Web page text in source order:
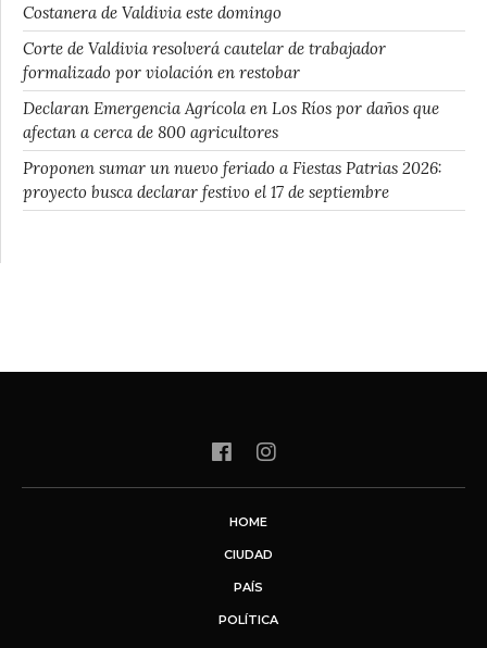
Costanera de Valdivia este domingo
Corte de Valdivia resolverá cautelar de trabajador
formalizado por violación en restobar
Declaran Emergencia Agrícola en Los Ríos por daños que
afectan a cerca de 800 agricultores
Proponen sumar un nuevo feriado a Fiestas Patrias 2026:
proyecto busca declarar festivo el 17 de septiembre
HOME
CIUDAD
PAÍS
POLÍTICA